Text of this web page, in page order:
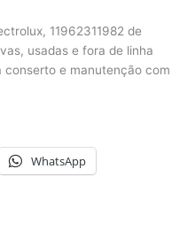
11962311982 de
usadas e fora de linha
conserto e manutenção com
WhatsApp